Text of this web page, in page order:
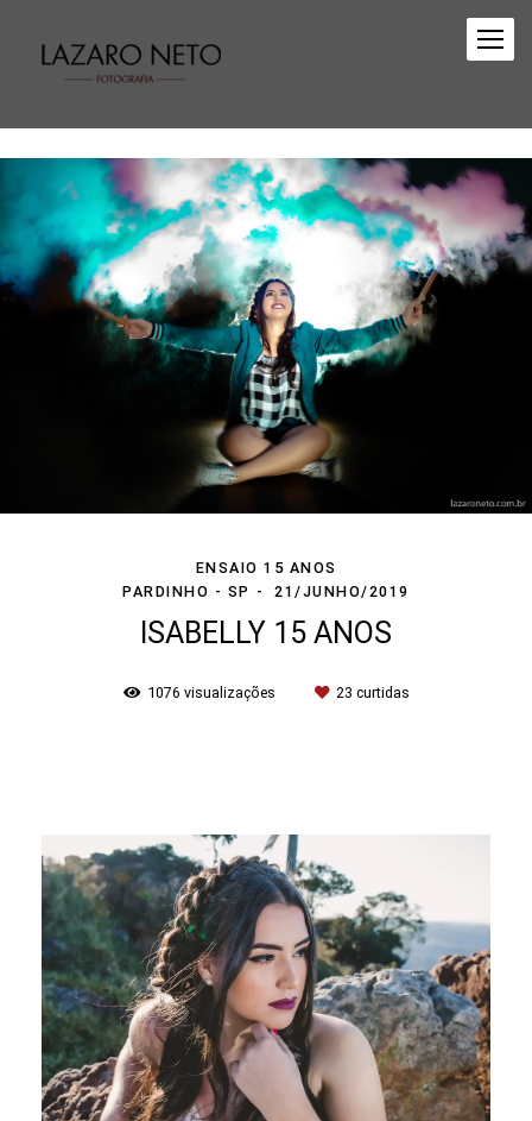
ENSAIO 15 ANOS
PARDINHO - SP
21/JUNHO/2019
ISABELLY 15 ANOS
1076 visualizações 23 curtidas